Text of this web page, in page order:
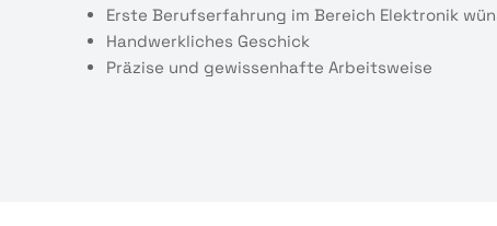
Erste Berufserfahrung im Bereich Elektronik
Handwerkliches Geschick
Präzise und gewissenhafte Arbeitsweise